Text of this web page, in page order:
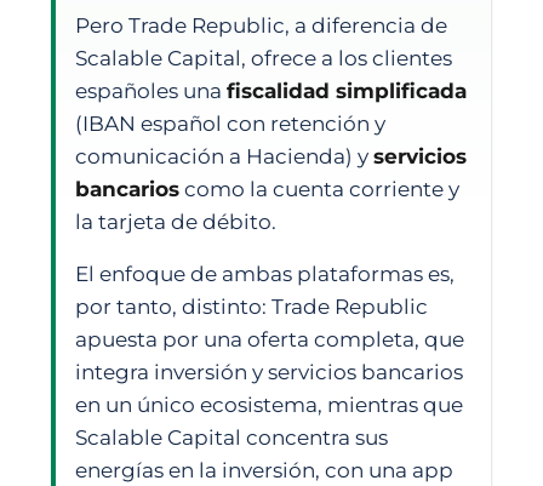
Pero Trade Republic, a diferencia de
Scalable Capital, ofrece a los clientes
españoles una fiscalidad simplificada
(IBAN español con retención y
comunicación a Hacienda) y servicios
bancarios como la cuenta corriente y
la tarjeta de débito.
El enfoque de ambas plataformas es,
por tanto, distinto: Trade Republic
apuesta por una oferta completa, que
integra inversión y servicios bancarios
en un único ecosistema, mientras que
Scalable Capital concentra sus
energías en la inversión, con una app